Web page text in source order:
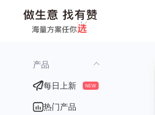
产品
每日上新 NEW
热门产品